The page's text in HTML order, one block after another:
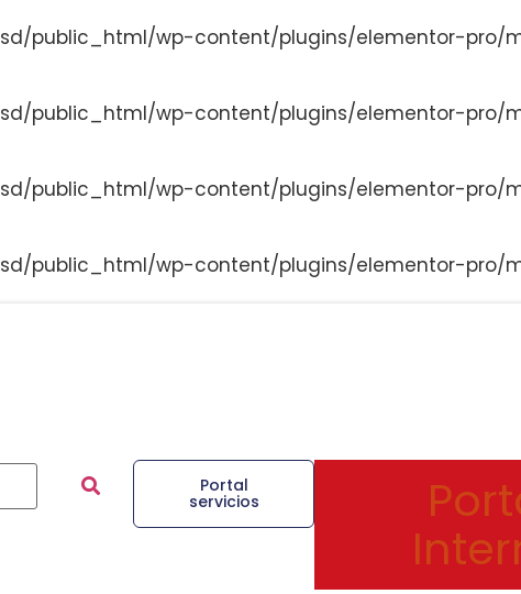
public_html/wp-content/plugins/elementor-pro/
public_html/wp-content/plugins/elementor-pro/
public_html/wp-content/plugins/elementor-pro/
public_html/wp-content/plugins/elementor-pro/
Portal
servicios